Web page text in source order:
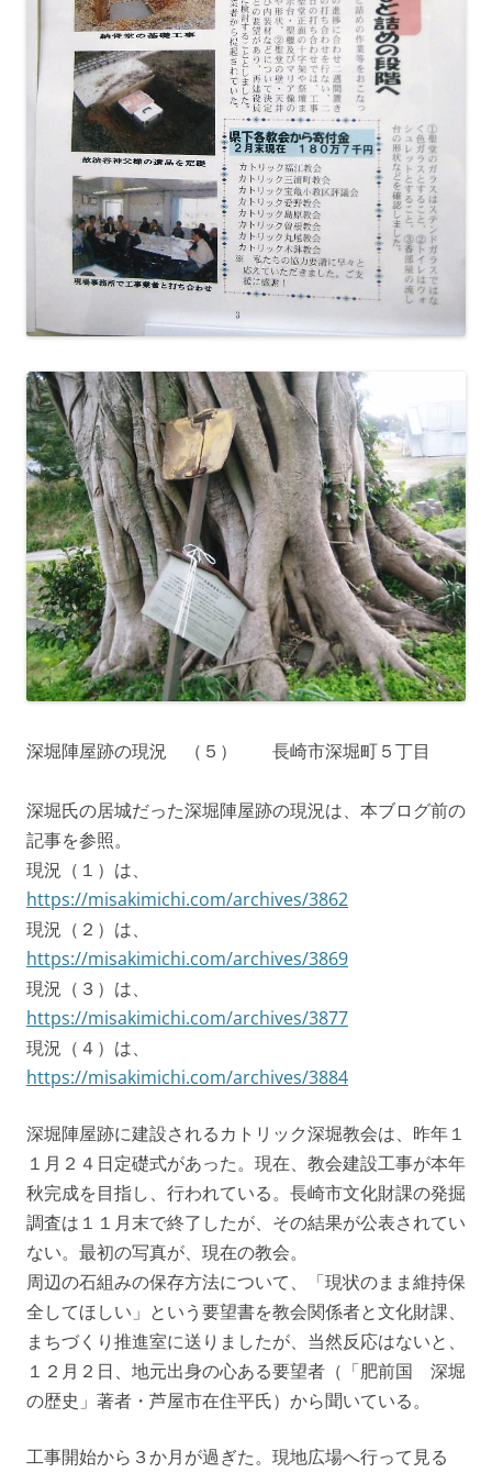
深堀陣屋跡の現況 （５） 長崎市深堀町５丁目
深堀氏の居城だった深堀陣屋跡の現況は、本ブログ前の
記事を参照。
現況（１）は、
https://misakimichi.com/archives/3862
現況（２）は、
https://misakimichi.com/archives/3869
現況（３）は、
https://misakimichi.com/archives/3877
現況（４）は、
https://misakimichi.com/archives/3884
深堀陣屋跡に建設されるカトリック深堀教会は、昨年１
１月２４日定礎式があった。現在、教会建設工事が本年
秋完成を目指し、行われている。長崎市文化財課の発掘
調査は１１月末で終了したが、その結果が公表されてい
ない。最初の写真が、現在の教会。
周辺の石組みの保存方法について、「現状のまま維持保
全してほしい」という要望書を教会関係者と文化財課、
まちづくり推進室に送りましたが、当然反応はないと、
１２月２日、地元出身の心ある要望者（「肥前国 深堀
の歴史」著者・芦屋市在住平氏）から聞いている。
工事開始から３か月が過ぎた。現地広場へ行って見る